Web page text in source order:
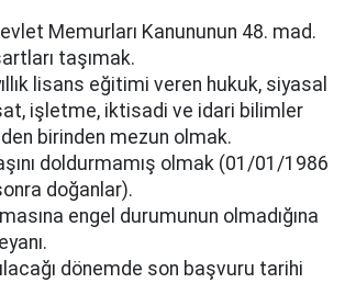
Memurları Kanununun 48. mad.
taşımak.
lisans eğitimi veren hukuk, siyasal
işletme, iktisadi ve idari bilimler
birinden mezun olmak.
doldurmamış olmak (01/01/1986
doğanlar).
engel durumunun olmadığına
dönemde son başvuru tarihi